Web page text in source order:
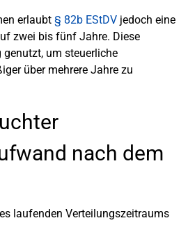
erlaubt § 82b EStDV jedoch eine
zwei bis fünf Jahre. Diese
um steuerliche
über mehrere Jahre zu
nach dem
laufenden Verteilungszeitraums